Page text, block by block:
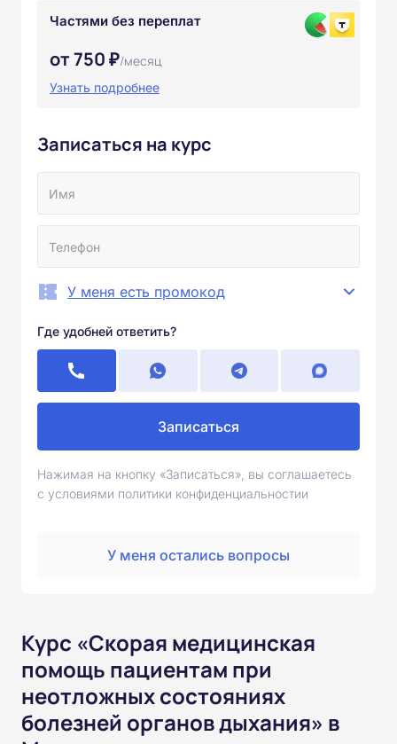
Частями без переплат
от 750 ₽/месяц
Узнать подробнее
Записаться на курс
У меня есть промокод
Где удобней ответить?
Записаться
Нажимая на кнопку «Записаться», вы соглашаетесь
с условиями политики конфиденциальностии
У меня остались вопросы
Курс «Скорая медицинская
помощь пациентам при
неотложных состояниях
болезней органов дыхания» в